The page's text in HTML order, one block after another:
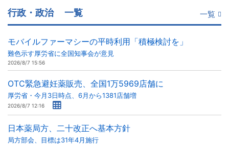
行政・政治 一覧 一覧
モバイルファーマシーの平時利用「積極検討を」
難色示す厚労省に全国知事会が意見
2026/8/7 15:56
OTC緊急避妊薬販売、全国1万5969店舗に
厚労省・今月3日時点、6月から1381店舗増
2026/8/7 12:16
日本薬局方、二十改正へ基本方針
局方部会、目標は31年4月施行